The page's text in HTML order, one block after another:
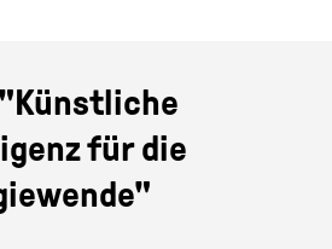
"Künstliche
für die